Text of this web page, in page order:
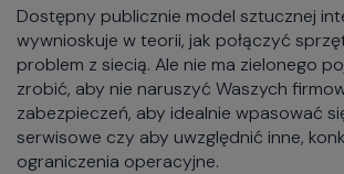
Dostępny publicznie model sztucznej
wywnioskuje w teorii, jak połączyć
problem z siecią. Ale nie ma zielonego
zrobić, aby nie naruszyć Waszych
zabezpieczeń, aby idealnie wpasować
serwisowe czy aby uwzględnić inne,
ograniczenia operacyjne.